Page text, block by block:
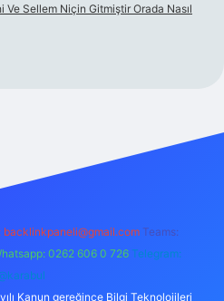
Sellem Niçin Gitmiştir Orada Nasıl
backlinkpaneli@gmail.com Teams:
0262 606 0 726 Telegram:
Kanun gereğince Bilgi Teknolojileri